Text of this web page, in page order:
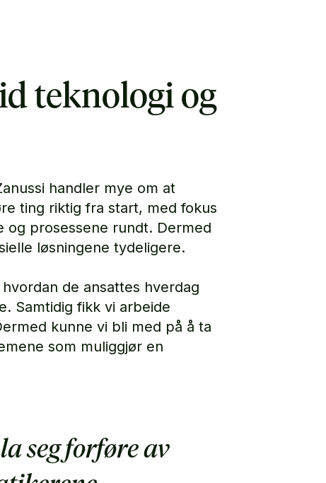
teknologi og
handler mye om at
ting riktig fra start, med fokus
og prosessene rundt. Dermed
løsningene tydeligere.
de ansattes hverdag
Samtidig fikk vi arbeide
kunne vi bli med på å ta
som muliggjør en
seg forføre av